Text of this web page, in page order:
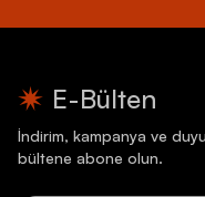
E-Bülten
İndirim, kampanya ve
bültene abone olun.